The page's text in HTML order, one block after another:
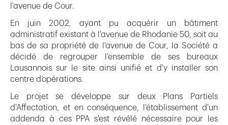
l'avenue de Cour.
En juin 2002, ayant pu acquérir un bâtiment
administratif existant à l'avenue de Rhodanie 50, soit au
bas de sa propriété de l'avenue de Cour, la Société a
décidé de regrouper l'ensemble de ses bureaux
Lausannois sur le site ainsi unifié et d'y installer son
centre d’opérations.
Le projet se développe sur deux Plans Partiels
d'Affectation, et en conséquence, l'établissement d'un
addenda à ces PPA s'est révélé nécessaire pour les